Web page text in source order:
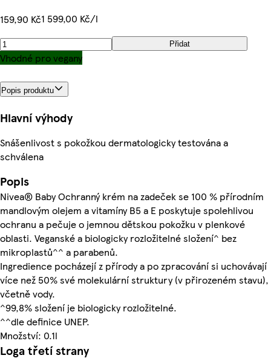
159,90 Kč1 599,00 Kč/l
Přidat
Vhodné pro vegany
Popis produktu
Hlavní výhody
Snášenlivost s pokožkou dermatologicky testována a
schválena
Popis
Nivea® Baby Ochranný krém na zadeček se 100 % přírodním
mandlovým olejem a vitamíny B5 a E poskytuje spolehlivou
ochranu a pečuje o jemnou dětskou pokožku v plenkové
oblasti. Veganské a biologicky rozložitelné složení^ bez
mikroplastů^^ a parabenů.
Ingredience pocházejí z přírody a po zpracování si uchovávají
více než 50% své molekulární struktury (v přirozeném stavu),
včetně vody.
^99,8% složení je biologicky rozložitelné.
^^dle definice UNEP.
Množství: 0.1l
Loga třetí strany